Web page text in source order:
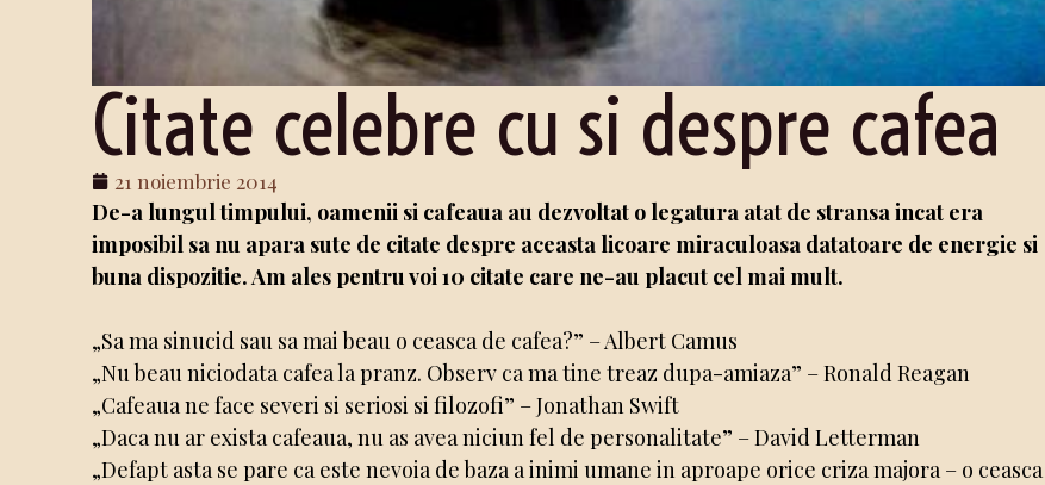
Citate celebre cu si despre cafea
21 noiembrie 2014
De-a lungul timpului, oamenii si cafeaua au dezvoltat o legatura atat de stransa incat era
imposibil sa nu apara sute de citate despre aceasta licoare miraculoasa datatoare de energie si
buna dispozitie. Am ales pentru voi 10 citate care ne-au placut cel mai mult.
„Sa ma sinucid sau sa mai beau o ceasca de cafea?” – Albert Camus
„Nu beau niciodata cafea la pranz. Observ ca ma tine treaz dupa-amiaza” – Ronald Reagan
„Cafeaua ne face severi si seriosi si filozofi” – Jonathan Swift
„Daca nu ar exista cafeaua, nu as avea niciun fel de personalitate” – David Letterman
„Defapt asta se pare ca este nevoia de baza a inimi umane in aproape orice criza majora – o ceasca